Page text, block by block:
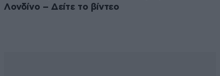
Λονδίνο – Δείτε το βίντεο